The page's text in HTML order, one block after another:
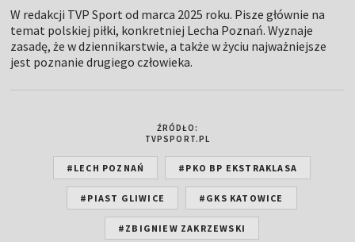
W redakcji TVP Sport od marca 2025 roku. Pisze głównie na
temat polskiej piłki, konkretniej Lecha Poznań. Wyznaje
zasadę, że w dziennikarstwie, a także w życiu najważniejsze
jest poznanie drugiego człowieka.
ŹRÓDŁO:
TVPSPORT.PL
#LECH POZNAŃ #PKO BP EKSTRAKLASA
#PIAST GLIWICE #GKS KATOWICE
#ZBIGNIEW ZAKRZEWSKI